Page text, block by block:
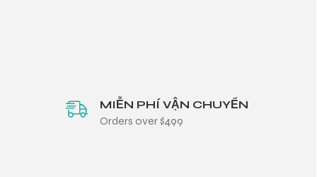
MIỄN PHÍ VẬN CHUYỂN
Orders over $499